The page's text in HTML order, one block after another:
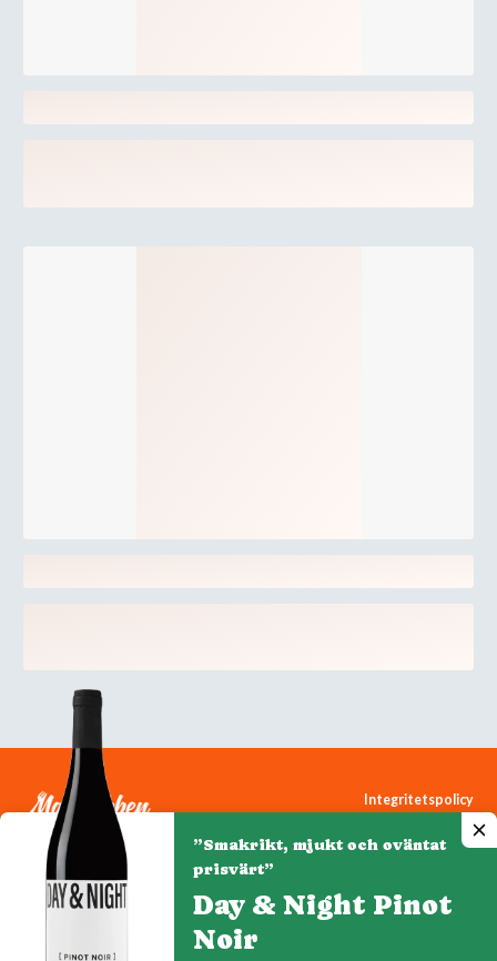
Integritetspolicy
Cookiepolicy
Denna webbplats drivs av Vinklubben i Norden AB
”Smakrikt, mjukt och oväntat
prisvärt”
Day & Night Pinot
Noir